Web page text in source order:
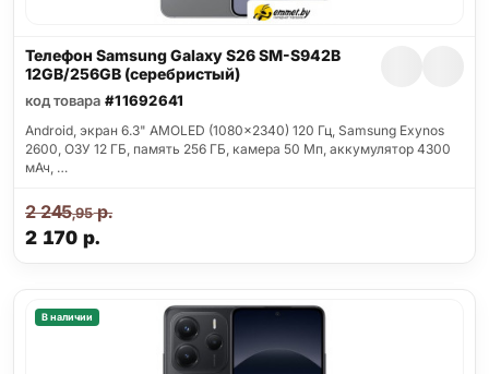
Телефон Samsung Galaxy S26 SM-S942B
12GB/256GB (серебристый)
код товара #11692641
Android, экран 6.3" AMOLED (1080x2340) 120 Гц, Samsung Exynos
2600, ОЗУ 12 ГБ, память 256 ГБ, камера 50 Мп, аккумулятор 4300
мАч, …
2 170 р.
2 245,95р.
В наличии